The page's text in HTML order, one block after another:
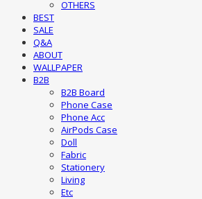
OTHERS
BEST
SALE
Q&A
ABOUT
WALLPAPER
B2B
B2B Board
Phone Case
Phone Acc
AirPods Case
Doll
Fabric
Stationery
Living
Etc